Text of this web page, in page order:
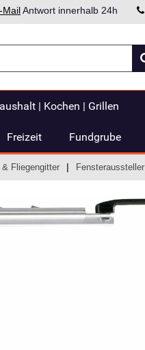
MailAntwort innerhalb 24h
| Kochen | Grillen
Freizeit Fundgrube
& Fliegengitter Fensteraussteller